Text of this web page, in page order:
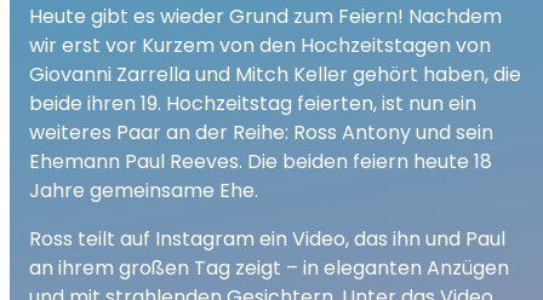
Heute gibt es wieder Grund zum Feiern! Nachdem
wir erst vor Kurzem von den Hochzeitstagen von
Giovanni Zarrella und Mitch Keller gehört haben, die
beide ihren 19. Hochzeitstag feierten, ist nun ein
weiteres Paar an der Reihe: Ross Antony und sein
Ehemann Paul Reeves. Die beiden feiern heute 18
Jahre gemeinsame Ehe.
Ross teilt auf Instagram ein Video, das ihn und Paul
an ihrem großen Tag zeigt – in eleganten Anzügen